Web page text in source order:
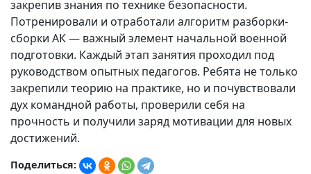
закрепив знания по технике безопасности.
Потренировали и отработали алгоритм разборки-
сборки АК — важный элемент начальной военной
подготовки. Каждый этап занятия проходил под
руководством опытных педагогов. Ребята не только
закрепили теорию на практике, но и почувствовали
дух командной работы, проверили себя на
прочность и получили заряд мотивации для новых
достижений.
Поделиться: